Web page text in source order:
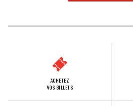
ACHETEZ
VOS BILLETS